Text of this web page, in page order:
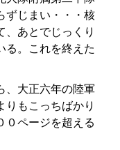
ずじまい・・・核
、あとでじっくり
る。これを終えた
、大正六年の陸軍
りもこっちばかり
０ページを超える